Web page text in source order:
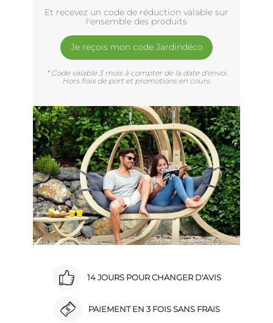
Et recevez un code de réduction valable sur
l'ensemble des produits
Je reçois mon code Jardindéco
* Code valable 3 mois à compter de la date d'envoi.
Hors frais de port et promotions en cours.
14 JOURS POUR CHANGER D'AVIS
PAIEMENT EN 3 FOIS SANS FRAIS